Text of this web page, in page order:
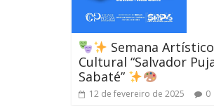
Semana
Cultural “Salvador
Sabaté”
12 de fevereiro de 2025 0